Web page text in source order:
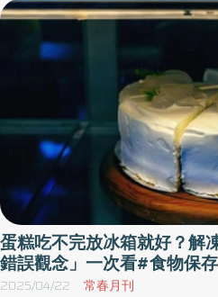
各種小知識！
蛋糕吃不完放冰箱就好？解
錯誤觀念」一次看#食物保存
2025/04/22 常春月刊